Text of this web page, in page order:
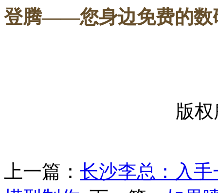
登腾——您身边免费的数
版
上一篇： 长沙李总：入